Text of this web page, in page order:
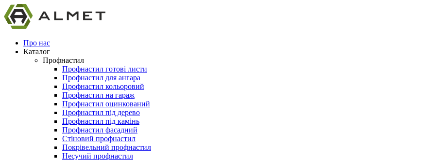
Про нас
Каталог
Профнастил
Профнастил готові листи
Профнастил для ангара
Профнастил кольоровий
Профнастил на гараж
Профнастил оцинкований
Профнастил під дерево
Профнастил під камінь
Профнастил фасадний
Стіновий профнастил
Покрівельний профнастил
Несучий профнастил